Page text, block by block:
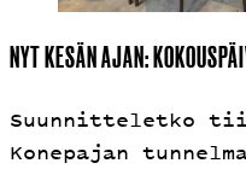
NYT KESÄN AJAN:
Suunnitteletko
Konepajan